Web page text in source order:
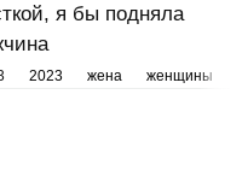
я бы подняла
2023 жена женщины